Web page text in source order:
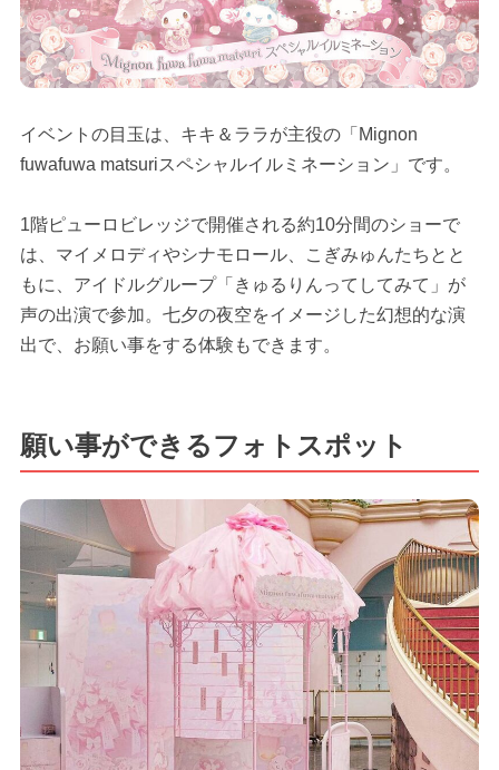
イベントの目玉は、キキ＆ララが主役の「Mignon
fuwafuwa matsuriスペシャルイルミネーション」です。
1階ピューロビレッジで開催される約10分間のショーで
は、マイメロディやシナモロール、こぎみゅんたちとと
もに、アイドルグループ「きゅるりんってしてみて」が
声の出演で参加。七夕の夜空をイメージした幻想的な演
出で、お願い事をする体験もできます。
願い事ができるフォトスポット